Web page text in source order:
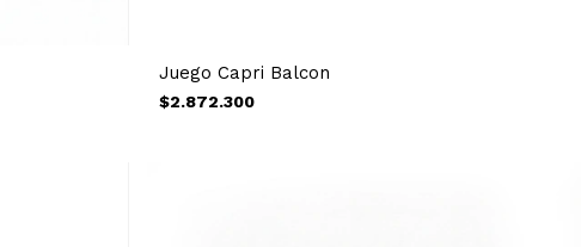
Juego Capri Balcon
$2.872.300